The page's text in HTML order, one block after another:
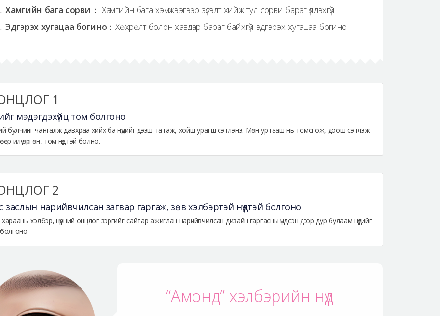
Хамгийн бага сорви ： Хамгийн бага хэмжээгээр зүсэлт хийж тул сорви бараг үлдэхгүй
Эдгэрэх хугацаа богино ：Хөхрөлт болон хавдар бараг байхгүй эдгэрэх хугацаа богино
1
мэдэгдэхүйц том болгоно
булчинг чангалж давхраа хийх ба нүдийг дээш татаж, хойш урагш сэтлэнэ. Мөн уртааш нь томсгож, доош сэтлэж
илүү өргөн, том нүдтэй болно.
2
заслын нарийвчилсан загвар гаргаж, зөв хэлбэртэй нүдтэй болгоно
харааны хэлбэр, нүүрний онцлог зэргийг сайтар ажиглан нарийвчилсан дизайн гаргасны үндсэн дээр дур булаам нүдийг
“Амонд” хэлбэрийн нүд